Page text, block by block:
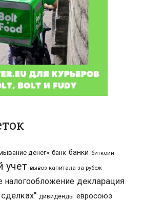
денег» банк банки биткоин
учет вывоз капитала за рубеж
налогообложение декларация
дивиденды евросоюз